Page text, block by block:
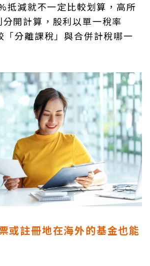
抵減就不一定比較划算，高所
開計算，股利以單一稅率
分離課稅」與合併計稅哪一
或註冊地在海外的基金也能